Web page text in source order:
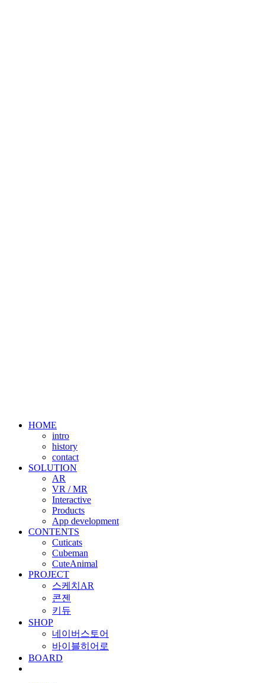
HOME
intro
history
contact
SOLUTION
AR
VR / MR
Interactive
Products
App development
CONTENTS
Cuticats
Cubeman
CuteAnimal
PROJECT
스케치AR
콘젠
키듀
SHOP
네이버스토어
바이블히어로
BOARD